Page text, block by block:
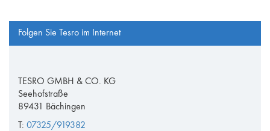
Folgen Sie Tesro im Internet
TESRO GMBH & CO. KG
Seehofstraße
89431 Bächingen
T: 07325/919382